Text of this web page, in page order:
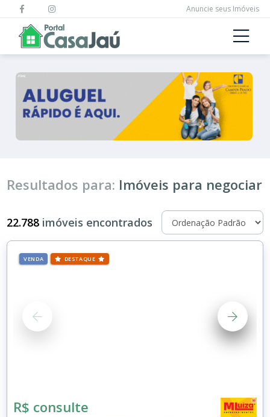
Anuncie seus Imóveis
Resultados para: Imóveis para negociar
22.788 imóveis encontrados
VENDA DESTAQUE
R$ consulte